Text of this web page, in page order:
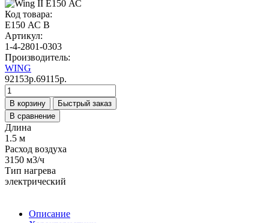
Код товара:
E150 АС B
Артикул:
1-4-2801-0303
Производитель:
WING
92153р.69115р.
В корзину
Быстрый заказ
В сравнение
Длина
1.5 м
Расход воздуха
3150 м3/ч
Тип нагрева
электрический
Описание